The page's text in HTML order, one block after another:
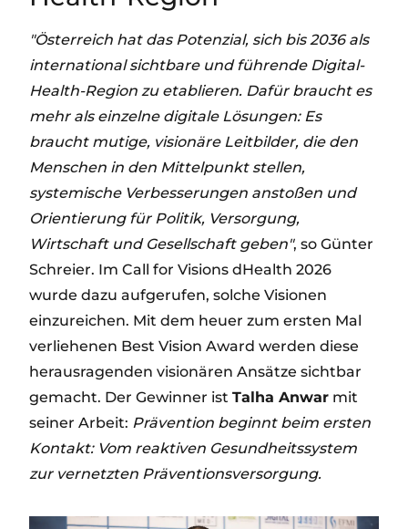
"Österreich hat das Potenzial, sich bis 2036 als
international sichtbare und führende Digital-
Health-Region zu etablieren. Dafür braucht es
mehr als einzelne digitale Lösungen: Es
braucht mutige, visionäre Leitbilder, die den
Menschen in den Mittelpunkt stellen,
systemische Verbesserungen anstoßen und
Orientierung für Politik, Versorgung,
Wirtschaft und Gesellschaft geben", so Günter
Schreier. Im Call for Visions dHealth 2026
wurde dazu aufgerufen, solche Visionen
einzureichen. Mit dem heuer zum ersten Mal
verliehenen Best Vision Award werden diese
herausragenden visionären Ansätze sichtbar
gemacht. Der Gewinner ist Talha Anwar mit
seiner Arbeit: Prävention beginnt beim ersten
Kontakt: Vom reaktiven Gesundheitssystem
zur vernetzten Präventionsversorgung.